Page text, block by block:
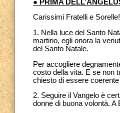
● PRIMA
Carissimi Fratelli e Sorelle!
1. Nella luce del Santo
martirio, egli onora la
del Santo Natale.
Per accogliere
costo della vita. E se non
chiesto di essere
2. Seguire il Vangelo è
donne di buona volontà.